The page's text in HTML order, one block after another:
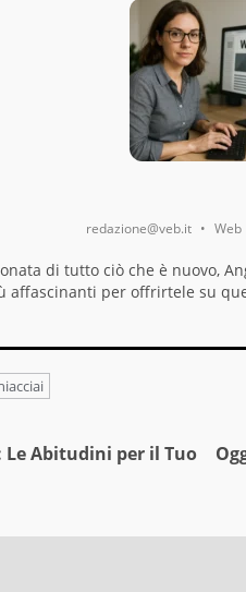
redazione@veb.it • Web
di tutto ciò che è nuovo,
affascinanti per offrirtele su
Abitudini per il Tuo